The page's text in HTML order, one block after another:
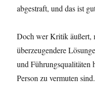
abgestraft, und das ist
Doch wer Kritik äußert,
überzeugendere
und Führungsqualitäten
Person zu vermuten sind.